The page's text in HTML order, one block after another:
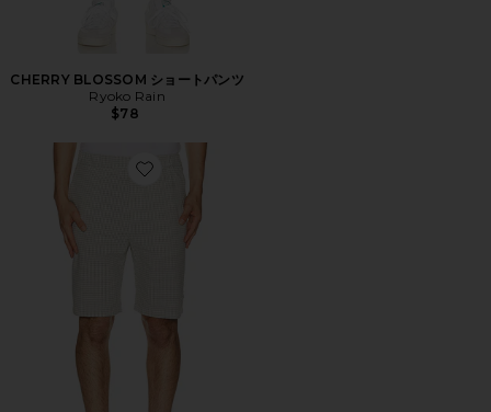
CHERRY BLOSSOM ショートパンツ
Ryoko Rain
$78
Favorite GINGHAM ショートパンツ